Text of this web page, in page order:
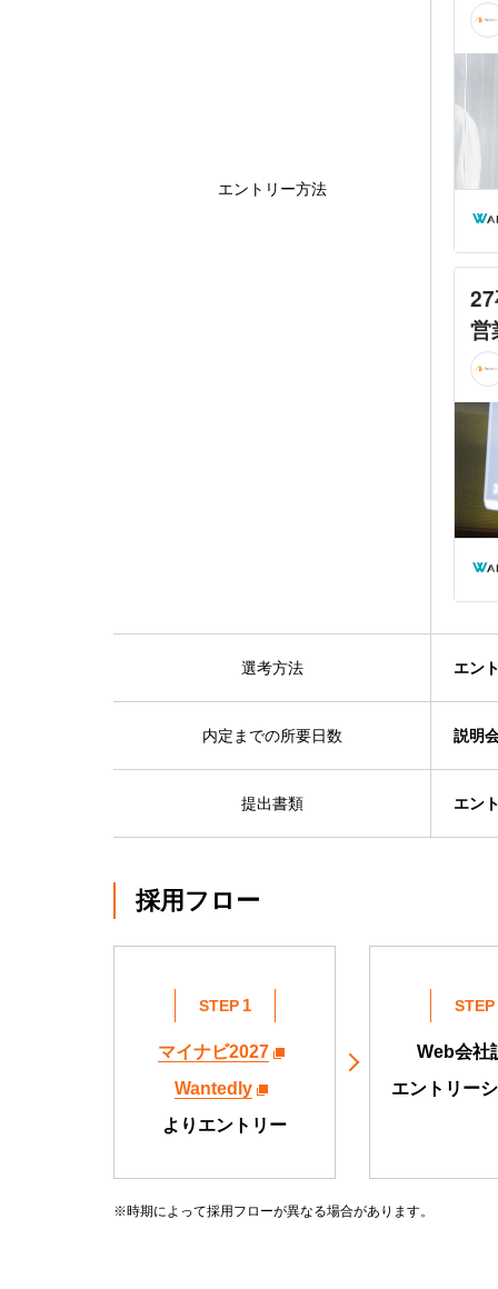
エントリー方法
選考方法 エン
内定までの所要日数 説明
提出書類 エン
採用フロー
STEP
マイナビ2027
Wantedly
よりエントリー
STEP
Web会社
エントリー
※時期によって採用フローが異なる場合があります。